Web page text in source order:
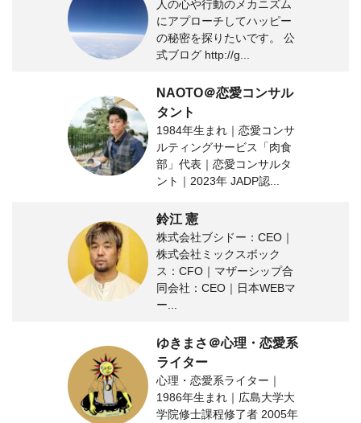
人の心や行動のメカニズム
にアプローチしてハッピー
の秘密を探りたいです。 公
式ブログ http://g...
NAOTO＠恋愛コンサル
タント
1984年生まれ｜恋愛コンサ
ルティングサービス「肉食
部」代表｜恋愛コンサルタ
ント｜2023年 JADP認...
鈴江 憲
株式会社ブシドー：CEO｜
株式会社ミックスボック
ス：CFO｜マザーシップ合
同会社：CEO｜日本WEBマ
ー...
ゆきまさ＠心理・恋愛系
ライター
心理・恋愛系ライター｜
1986年生まれ｜広島大学大
学院修士課程修了者 2005年